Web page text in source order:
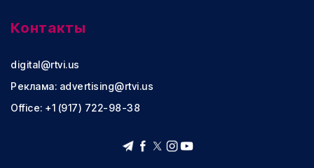
Контакты
digital@rtvi.us
Реклама: advertising@rtvi.us
Office: +1 (917) 722-98-38